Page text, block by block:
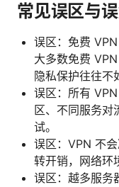
常见误区与
误区：免费
大多数免费
隐私保护往往不
误区：所有
区、不同服务对
试。
误区：VPN 不
转开销，网络环
误区：越多服务